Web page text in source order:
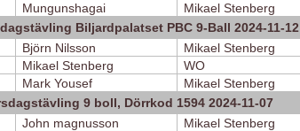
Mungunshagai Mikael Stenberg
Biljardpalatset PBC 9-Ball 2024-11-12
Björn Nilsson Mikael Stenberg
Mikael Stenberg WO
Mark Yousef Mikael Stenberg
9 boll, Dörrkod 1594 2024-11-07
John magnusson Mikael Stenberg